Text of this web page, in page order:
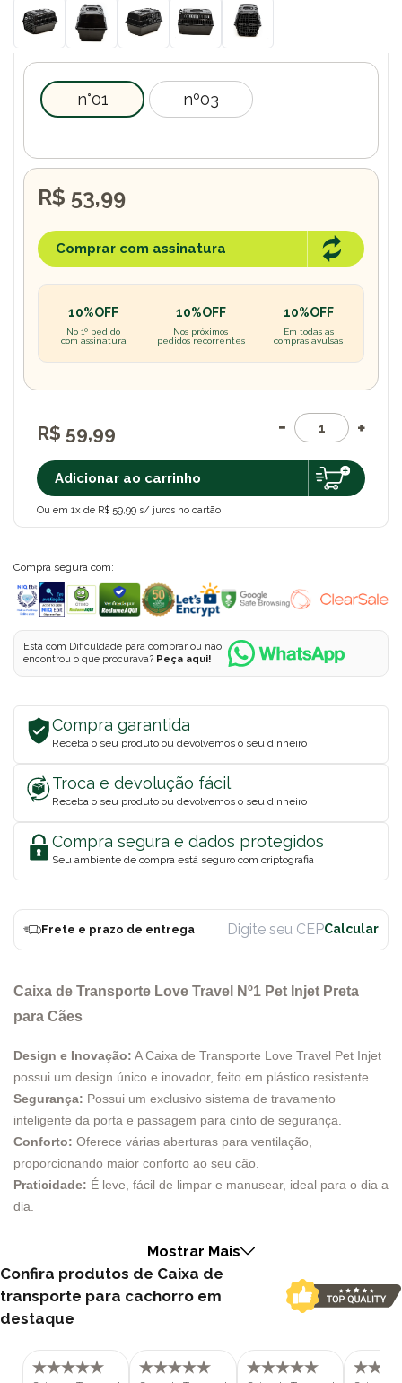
n°01 nº03
R$ 59,99
Adicionar ao carrinho
Ou em 1x de R$ 59,99 s/ juros no cartão
R$ 53,99
Comprar com assinatura
10%OFF
No 1º pedido
com assinatura
10%OFF
Nos próximos
pedidos recorrentes
10%OFF
Em todas as
compras avulsas
Compra segura com:
Está com Dificuldade para comprar ou não
encontrou o que procurava? Peça aqui!
Compra garantida
Receba o seu produto ou devolvemos o seu dinheiro
Troca e devolução fácil
Receba o seu produto ou devolvemos o seu dinheiro
Compra segura e dados protegidos
Seu ambiente de compra está seguro com criptografia
Frete e prazo de entrega
Caixa de Transporte Love Travel Nº1 Pet Injet Preta
para Cães
Design e Inovação: A Caixa de Transporte Love Travel Pet Injet
possui um design único e inovador, feito em plástico resistente.
Segurança: Possui um exclusivo sistema de travamento
inteligente da porta e passagem para cinto de segurança.
Conforto: Oferece várias aberturas para ventilação,
proporcionando maior conforto ao seu cão.
Praticidade: É leve, fácil de limpar e manusear, ideal para o dia a
dia.
diferentes portes, variando de 5 kg a 12 kg.
A Caixa de Transporte Love Travel Pet Injet é a escolha perfeita
para garantir a segurança e o conforto do seu cão durante as
viagens. Com um design único e inovador, essa caixa foi
projetada para oferecer o máximo de bem-estar para o seu pet.
Design e Segurança
Mostrar Mais
Confira produtos de Caixa de
transporte para cachorro em
destaque